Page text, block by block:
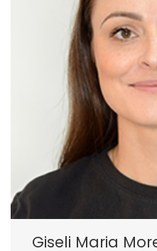
Giseli Maria